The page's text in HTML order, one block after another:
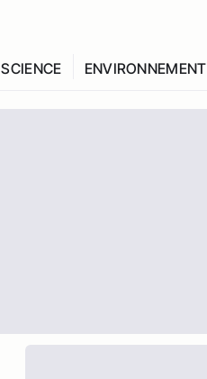
SCIENCE ENVIRONNEMENT